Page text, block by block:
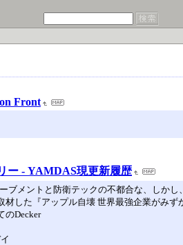
Front
ー - YAMDAS現更新履歴
ブメントと防衛テックの不都合な、しかし
した『アップル自壊 世界最強企業がみ
のDecker